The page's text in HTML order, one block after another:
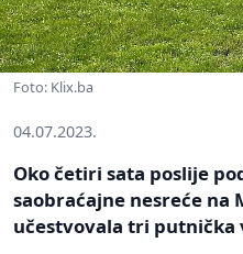
Foto: Klix.ba
04.07.2023.
Oko četiri sata poslije
saobraćajne nesreće na
učestvovala tri putnička